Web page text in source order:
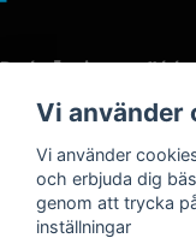
Betalningssätt
Vi använder
Vi använder
och erbjuda dig
genom att trycka
inställningar